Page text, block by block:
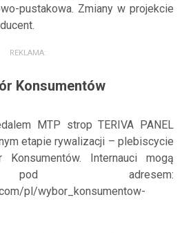
pustakowa. Zmiany w projekcie
REKLAMA:
Konsumentów
MTP strop TERIVA PANEL
etapie rywalizacji – plebiscycie
Internauci mogą
pod adresem:
pl/wybor_konsumentow-